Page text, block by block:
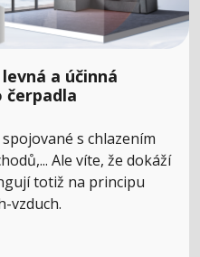
a účinná
s chlazením
Ale víte, že dokáží
totiž na principu
vzduch.